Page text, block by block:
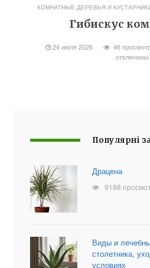
КОМНАТНЫЕ ДЕРЕВЬЯ И
Гибискус
24 июля 2026 46
отключены
Популярні
Драцена
9188
Виды и
столетника,
условиях